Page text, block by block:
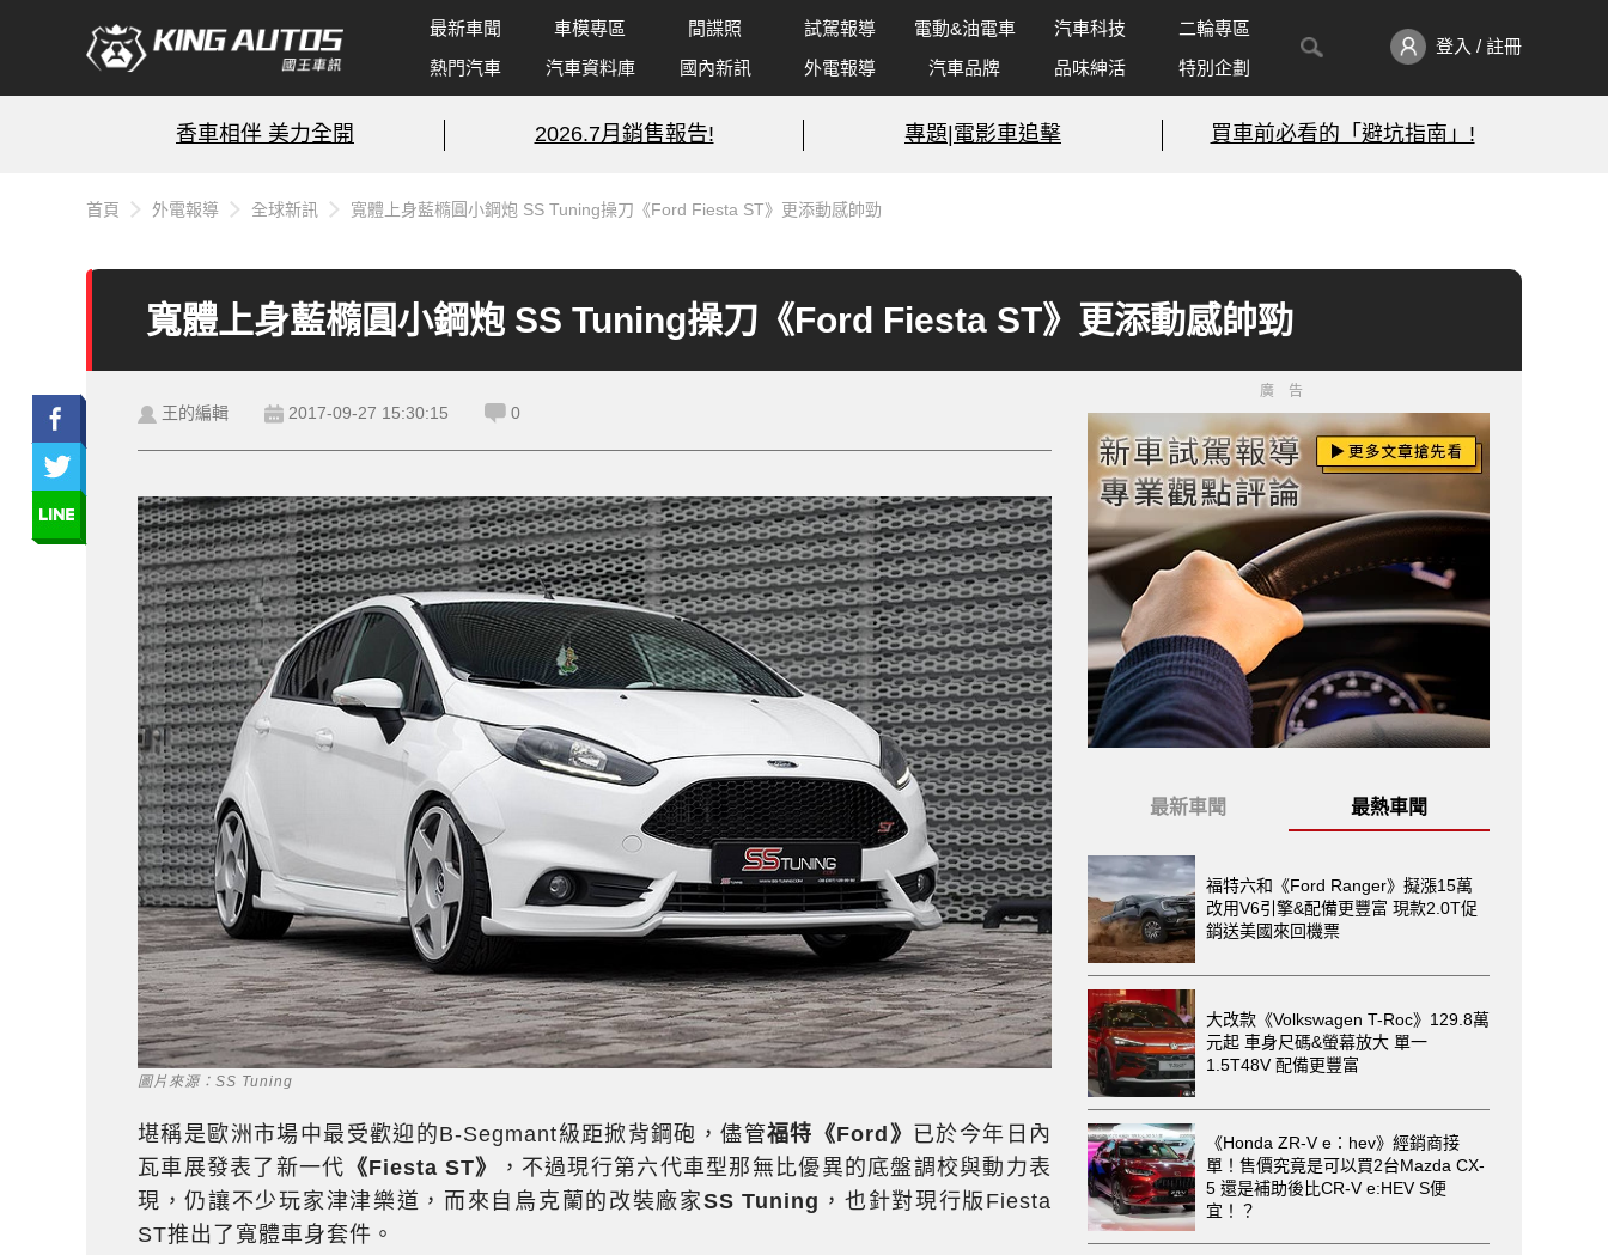
最新車聞 車模專區 間諜照 試駕報導 電動&油電車 汽車科技
二輪專區
熱門汽車
汽車資料庫 國內新訊 外電報導 汽車品牌 品味紳活 特別企劃
登入 / 註冊
香車相伴 美力全開 2026.7月銷售報告! 專題|電影車追擊 買車前必看的「避坑指南」!
首頁 外電報導 全球新訊 寬體上身藍橢圓小鋼炮 SS Tuning操刀《Ford Fiesta ST》更添動感帥勁
寬體上身藍橢圓小鋼炮 SS Tuning操刀《Ford Fiesta ST》更添動感帥勁
王的編輯 2017-09-27 15:30:15 0
圖片來源：SS Tuning
堪稱是歐洲市場中最受歡迎的B-Segmant級距掀背鋼砲，儘管福特《Ford》 已於今年日內
瓦車展發表了新一代 《Fiesta ST》
，不過現行第六代車型那無比優異的底盤調校與動力表
現，仍讓不少玩家津津樂道，而來自烏克蘭的改裝廠家SS Tuning ，也針對現行版Fiesta
ST推出了寬體車身套件。
廣告
最新車聞 最熱車聞
福特六和《Ford Ranger》擬漲15萬
改用V6引擎&配備更豐富 現款2.0T促
銷送美國來回機票
大改款《Volkswagen T-Roc》129.8萬
元起 車身尺碼&螢幕放大 單一
1.5T48V 配備更豐富
《Honda ZR-V e：hev》經銷商接
單！售價究竟是可以買2台Mazda CX-
5 還是補助後比CR-V e:HEV S便
宜！？